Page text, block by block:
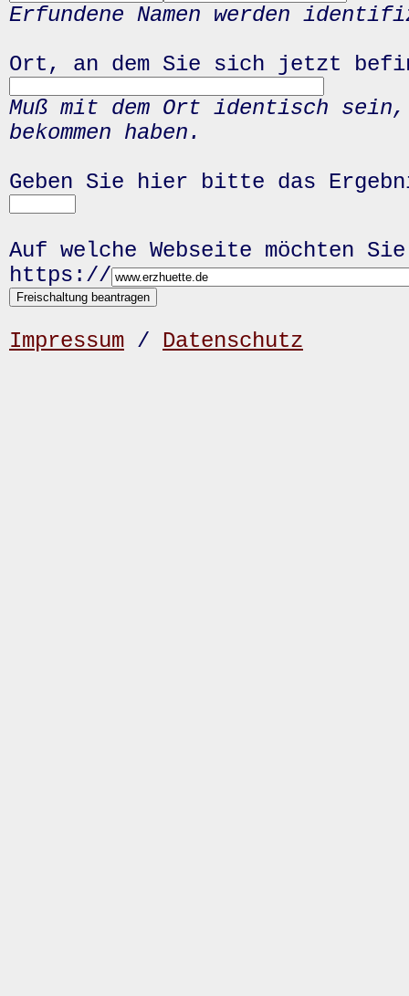
Erfundene Namen werden
Ort, an dem Sie sich jetzt
Muß mit dem Ort identisch
bekommen haben.
Geben Sie hier bitte das
Auf welche Webseite möchten
https://
Impressum / Datenschutz